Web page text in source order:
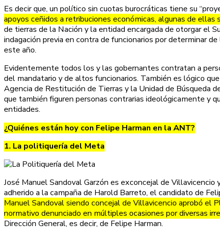
Es decir que, un político sin cuotas burocráticas tiene su
apoyos ceñidos a retribuciones económicas, algunas de
de tierras de la Nación y la entidad encargada de otorgar el
indagación previa en contra de funcionarios por determinar
este año.
Evidentemente todos los y las gobernantes contratan a
del mandatario y de altos funcionarios. También es lógico
Agencia de Restitución de Tierras y la Unidad de Búsqueda
que también figuren personas contrarias ideológicamente y
entidades.
¿Quiénes están hoy con Felipe Harman en la ANT?
1. La politiquería del Meta
José Manuel Sandoval Garzón es exconcejal de
adherido a la campaña de Harold Barreto, el candidato de
Manuel Sandoval siendo concejal de Villavicencio aprobó el
normativo denunciado en múltiples ocasiones por diversas
Dirección General, es decir, de Felipe Harman.